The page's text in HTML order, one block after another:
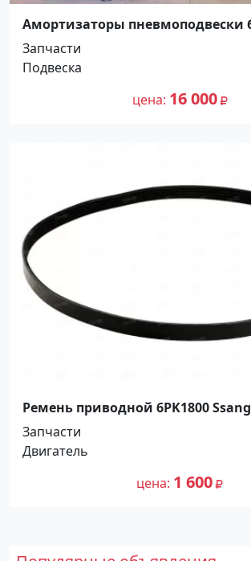
Амортизаторы пневмоподвески
Краснодар Краснодар
Запчасти
Подвеска
цена 16 000
Ремень приводной 6PK1800
Краснодар
Запчасти
Двигатель
цена 1 600